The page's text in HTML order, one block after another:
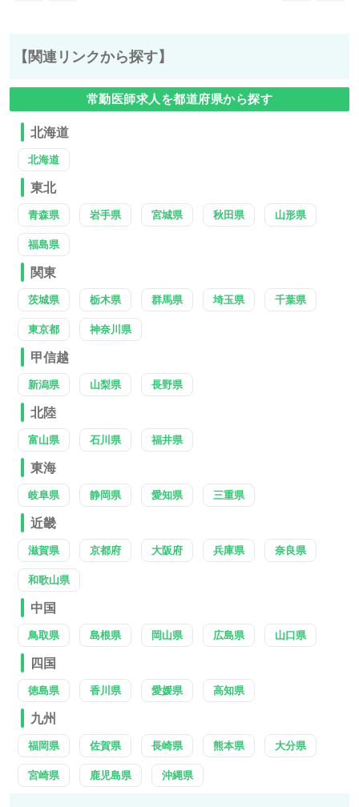
【関連リンクから探す】
常勤医師求人を都道府県から探す
北海道
北海道
東北
青森県 岩手県 宮城県 秋田県 山形県
福島県
関東
茨城県 栃木県 群馬県 埼玉県 千葉県
東京都 神奈川県
甲信越
新潟県 山梨県 長野県
北陸
富山県 石川県 福井県
東海
岐阜県 静岡県 愛知県 三重県
近畿
滋賀県 京都府 大阪府 兵庫県 奈良県
和歌山県
中国
鳥取県 島根県 岡山県 広島県 山口県
四国
徳島県 香川県 愛媛県 高知県
九州
福岡県 佐賀県 長崎県 熊本県 大分県
宮崎県 鹿児島県 沖縄県